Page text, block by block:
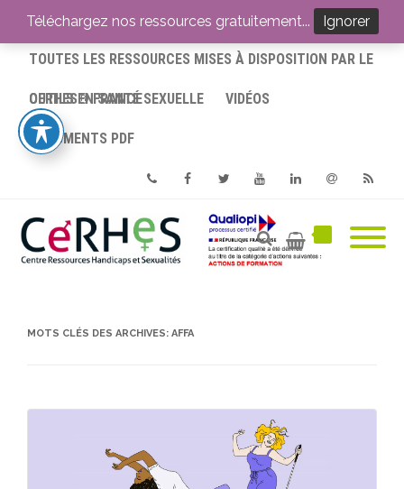
ACCUEIL
TOUTES LES RESSOURCES MISES À DISPOSITION PAR LE
CERHES® FRANCE
OUTILS EN SANTÉ SEXUELLE VIDÉOS
DOCUMENTS PDF
PhoneFacebookTwitterYoutube
MOTS CLÉS DES ARCHIVES: AFFA
Téléchargez nos ressources gratuitement... Ignorer